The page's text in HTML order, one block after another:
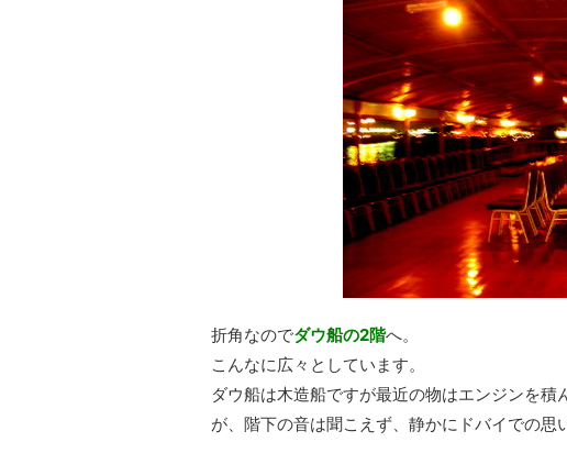
折角なのでダウ船の2階へ。
こんなに広々としています。
ダウ船は木造船ですが最近の物はエンジンを
が、階下の音は聞こえず、静かにドバイでの思